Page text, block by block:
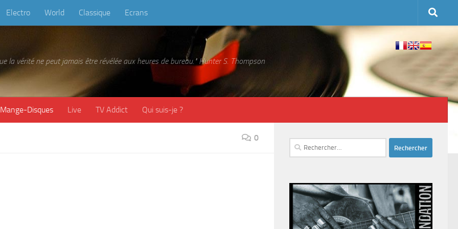
Electro World Classique Ecrans
la vérité ne peut jamais être révélée aux heures de bureau." Hunter S. Thompson
Mange-Disques Live TV Addict Qui suis-je ?
0
Rechercher :